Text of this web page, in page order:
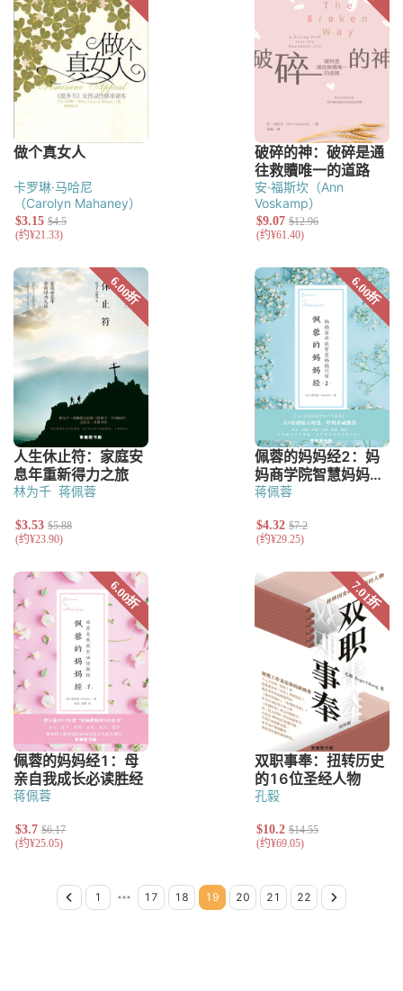
卡罗琳·马哈尼
（Carolyn Mahaney）
安·福斯坎（Ann
Voskamp）
林为千 蒋佩蓉 蒋佩蓉
蒋佩蓉 孔毅